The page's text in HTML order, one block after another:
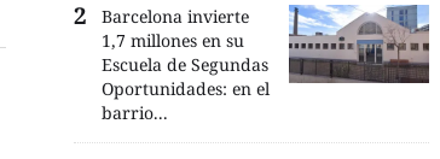
Barcelona invierte
1,7 millones en su
Escuela de Segundas
Oportunidades: en el
barrio...